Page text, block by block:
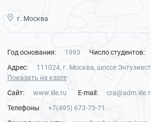
г. Москва
Год основания: 1993 Число студентов:
Адрес:
111024, г. Москва, шоссе
Показать на карте
Сайт:
www.iile.ru E-mail:
Телефоны
+7(495) 673-73-71